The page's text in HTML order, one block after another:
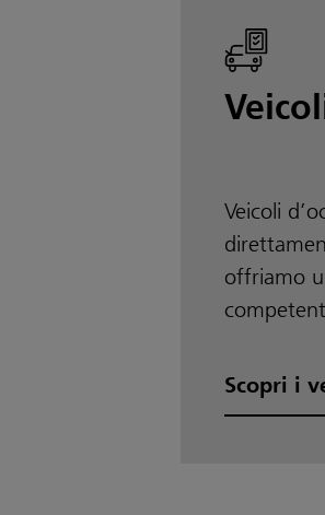
Veicoli
offriamo
Scopri i